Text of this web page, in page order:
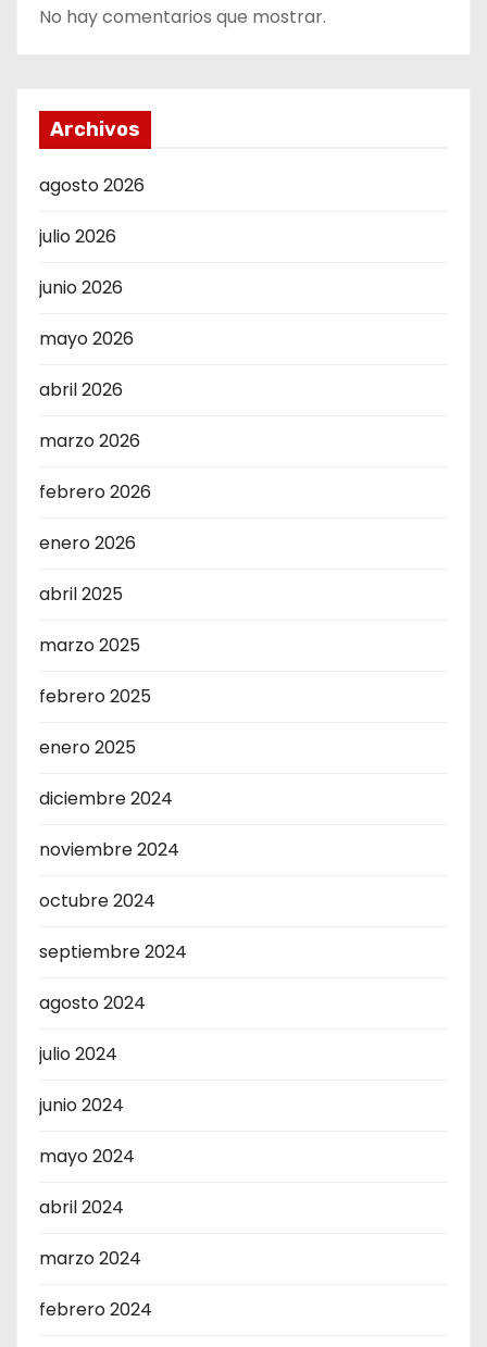
No hay comentarios que mostrar.
Archivos
agosto 2026
julio 2026
junio 2026
mayo 2026
abril 2026
marzo 2026
febrero 2026
enero 2026
abril 2025
marzo 2025
febrero 2025
enero 2025
diciembre 2024
noviembre 2024
octubre 2024
septiembre 2024
agosto 2024
julio 2024
junio 2024
mayo 2024
abril 2024
marzo 2024
febrero 2024